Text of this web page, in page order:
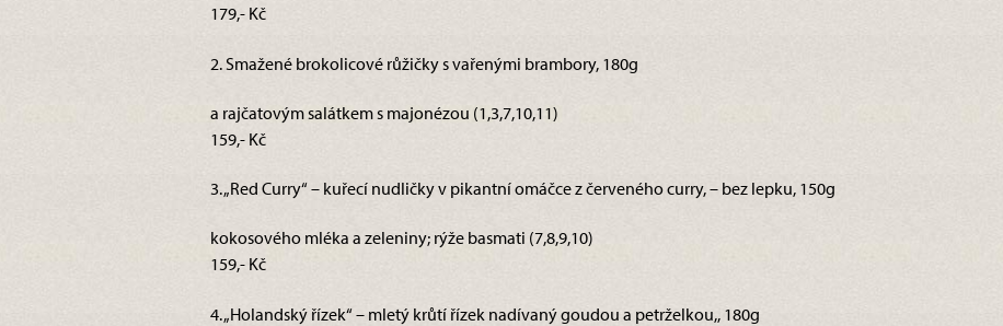
179,- Kč
2. Smažené brokolicové růžičky s vařenými brambory, 180g
a rajčatovým salátkem s majonézou (1,3,7,10,11)
159,- Kč
3. „Red Curry“ – kuřecí nudličky v pikantní omáčce z červeného curry, – bez lepku, 150g
kokosového mléka a zeleniny; rýže basmati (7,8,9,10)
159,- Kč
4. „Holandský řízek“ – mletý krůtí řízek nadívaný goudou a petrželkou,, 180g